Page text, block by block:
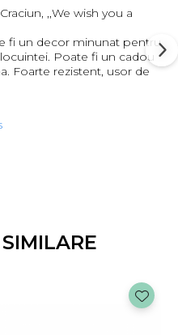
,,We wish you a
fi un decor minunat pentru
Poate fi un cadou
Foarte rezistent, usor de